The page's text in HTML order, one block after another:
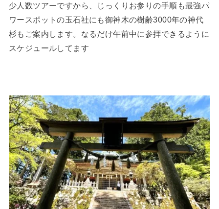
少人数ツアーですから、じっくりお参りの手順も最強パ
ワースポットの玉石社にも御神木の樹齢3000年の神代
杉もご案内します。なるだけ午前中に参拝できるように
スケジュールしてます